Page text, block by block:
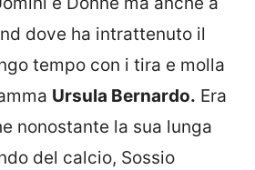
dove ha intrattenuto il
tempo con i tira e molla
Ursula Bernardo. Era
nonostante la sua lunga
del calcio, Sossio